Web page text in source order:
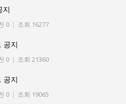
지
0 | 조회 16277
공지
0 | 조회 21360
공지
0 | 조회 19065